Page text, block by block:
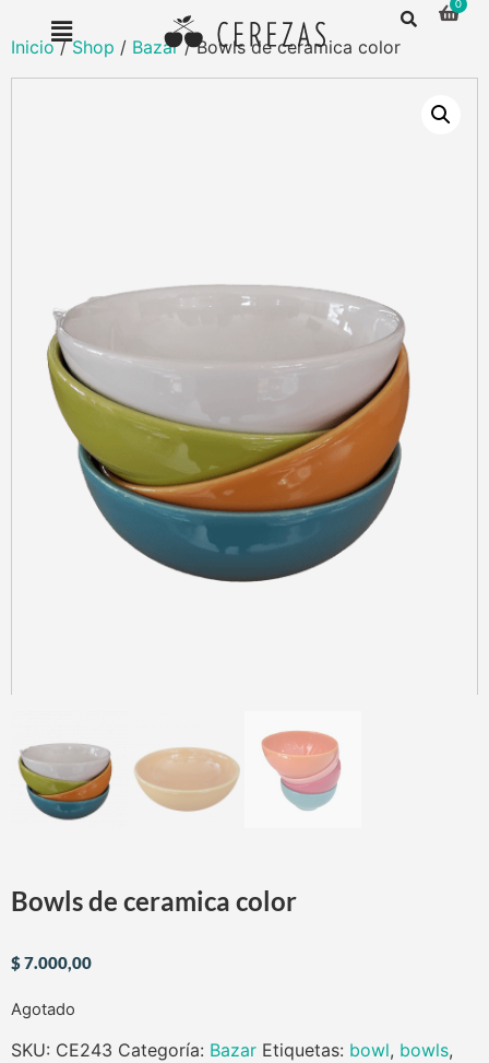
Inicio/Shop / Bazar/ Bowls de ceramica color
Bowls de ceramica color
$7.000,00
Agotado
SKU: CE243 Categoría: Bazar Etiquetas: bowl, bowls,